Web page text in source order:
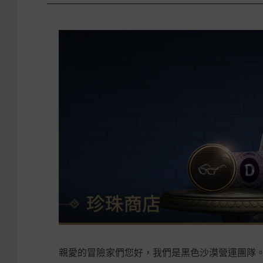
親愛的冒險家們您好，我們是黑色沙漠營運團隊